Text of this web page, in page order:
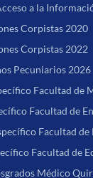
a la
Corpistas 2020
Corpistas 2022
Pecuniarios 2026
Facultad de
Facultad de
Facultad de
Facultad de
Médico